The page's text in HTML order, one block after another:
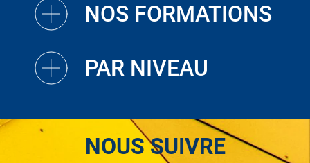
NOS FORMATIONS
PAR NIVEAU
NOUS SUIVRE